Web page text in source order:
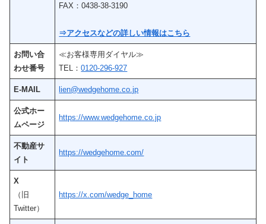
FAX：0438-38-3190
⇒アクセスなどの詳しい情報はこちら
お問い合
わせ番号
≪お客様専用ダイヤル≫
TEL：0120-296-927
E-MAIL lien@wedgehome.co.jp
公式ホー
ムページ
https://www.wedgehome.co.jp
不動産サ
イト
https://wedgehome.com/
X
（旧
Twitter）
https://x.com/wedge_home